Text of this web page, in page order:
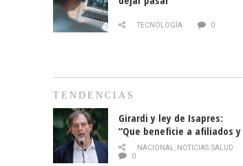
TECNOLOGÍA 0
TENDENCIAS
Girardi y ley de Isapres:
“Que beneficie a afiliados y
no legalice el abuso”
NACIONAL, NOTICIAS,SALUD
0